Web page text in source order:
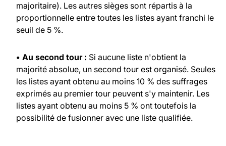
majoritaire). Les autres sièges sont répartis à la
proportionnelle entre toutes les listes ayant franchi le
seuil de 5 %.
• Au second tour : Si aucune liste n'obtient la
majorité absolue, un second tour est organisé. Seules
les listes ayant obtenu au moins 10 % des suffrages
exprimés au premier tour peuvent s'y maintenir. Les
listes ayant obtenu au moins 5 % ont toutefois la
possibilité de fusionner avec une liste qualifiée.